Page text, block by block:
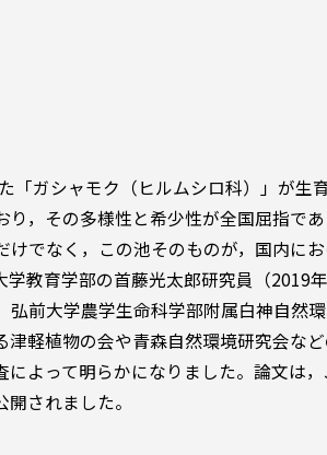
「ガシャモク（ヒルムシロ科）」が生
，その多様性と希少性が全国屈指で
でなく，この池そのものが，国内に
教育学部の首藤光太郎研究員（2019年
前大学農学生命科学部附属白神自然
軽植物の会や青森自然環境研究会な
によって明らかになりました。論文は
されました。